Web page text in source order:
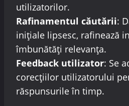
utilizatorilor.
Rafinamentul căutării:
inițiale lipsesc, rafinează
îmbunătăți relevanța.
Feedback utilizator: Se
corecțiilor utilizatorului
răspunsurile în timp.